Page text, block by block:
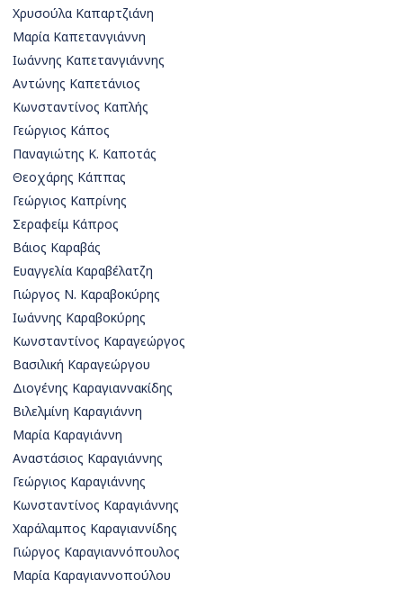
Χρυσούλα Καπαρτζιάνη
Μαρία Καπετανγιάννη
Ιωάννης Καπετανγιάννης
Αντώνης Καπετάνιος
Κωνσταντίνος Καπλής
Γεώργιος Κάπος
Παναγιώτης Κ. Καποτάς
Θεοχάρης Κάππας
Γεώργιος Καπρίνης
Σεραφείμ Κάπρος
Βάιος Καραβάς
Ευαγγελία Καραβέλατζη
Γιώργος Ν. Καραβοκύρης
Ιωάννης Καραβοκύρης
Κωνσταντίνος Καραγεώργος
Βασιλική Καραγεώργου
Διογένης Καραγιαννακίδης
Βιλελμίνη Καραγιάννη
Μαρία Καραγιάννη
Αναστάσιος Καραγιάννης
Γεώργιος Καραγιάννης
Κωνσταντίνος Καραγιάννης
Χαράλαμπος Καραγιαννίδης
Γιώργος Καραγιαννόπουλος
Μαρία Καραγιαννοπούλου